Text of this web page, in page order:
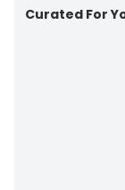
Curated For